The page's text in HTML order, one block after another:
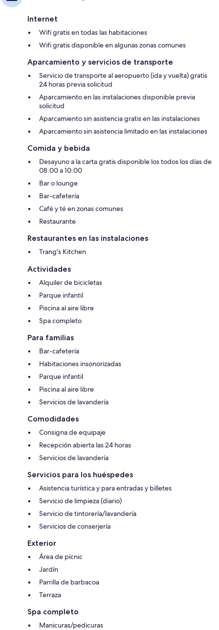
Internet
Wifi gratis en todas las habitaciones
Wifi gratis disponible en algunas zonas comunes
Aparcamiento y servicios de transporte
Servicio de transporte al aeropuerto (ida y vuelta) gratis
24 horas previa solicitud
Aparcamiento en las instalaciones disponible previa
solicitud
Aparcamiento sin asistencia gratis en las instalaciones
Aparcamiento sin asistencia limitado en las instalaciones
Comida y bebida
Desayuno a la carta gratis disponible los todos los días de
08:00 a 10:00
Bar o lounge
Bar-cafetería
Café y té en zonas comunes
Restaurante
Restaurantes en las instalaciones
Trang's Kitchen
Actividades
Alquiler de bicicletas
Parque infantil
Piscina al aire libre
Spa completo
Para familias
Bar-cafetería
Habitaciones insonorizadas
Parque infantil
Piscina al aire libre
Servicios de lavandería
Comodidades
Consigna de equipaje
Recepción abierta las 24 horas
Servicios de lavandería
Servicios para los huéspedes
Asistencia turística y para entradas y billetes
Servicio de limpieza (diario)
Servicio de tintorería/lavandería
Servicios de conserjería
Exterior
Área de pícnic
Jardín
Parrilla de barbacoa
Terraza
Spa completo
Manicuras/pedicuras